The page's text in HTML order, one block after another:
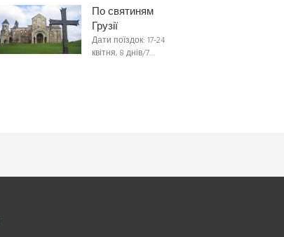
По святиням
Грузії
Дати поїздок: 17-24
квітня, 8 днів/7…